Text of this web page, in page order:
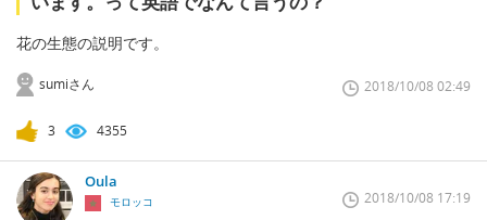
花の生態の説明です。
sumiさん 2018/10/08 02:49
3 4355
Oula
モロッコ 2018/10/08 17:19